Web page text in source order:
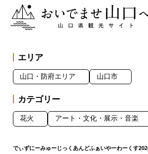
おいでませ山口へー山口県観光サイト
エリア
山口・防府エリア 山口市
カテゴリー
花火 アート・文化・展示・音楽